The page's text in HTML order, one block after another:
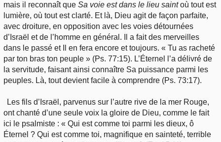
mais il reconnaît que Sa voie est dans le lieu saintoù tout est
lumière, où tout est clarté. Et là, Dieu agit de façon parfaite,
avec droiture, en opposition avec les voies détournées
d’Israël et de l’homme en général. Il a fait des merveilles
dans le passé et Il en fera encore et toujours. « Tu as racheté
par ton bras ton peuple » (Ps. 77:15). L’Éternel l’a délivré de
la servitude, faisant ainsi connaître Sa puissance parmi les
peuples. Là, tout devient facile à comprendre (Ps. 73:17).
Les fils d’Israël, parvenus sur l’autre rive de la mer Rouge,
ont chanté d’une seule voix la gloire de Dieu, comme le fait
ici le psalmiste : « Qui est comme toi parmi les dieux, ô
Éternel ? Qui est comme toi, magnifique en sainteté, terrible